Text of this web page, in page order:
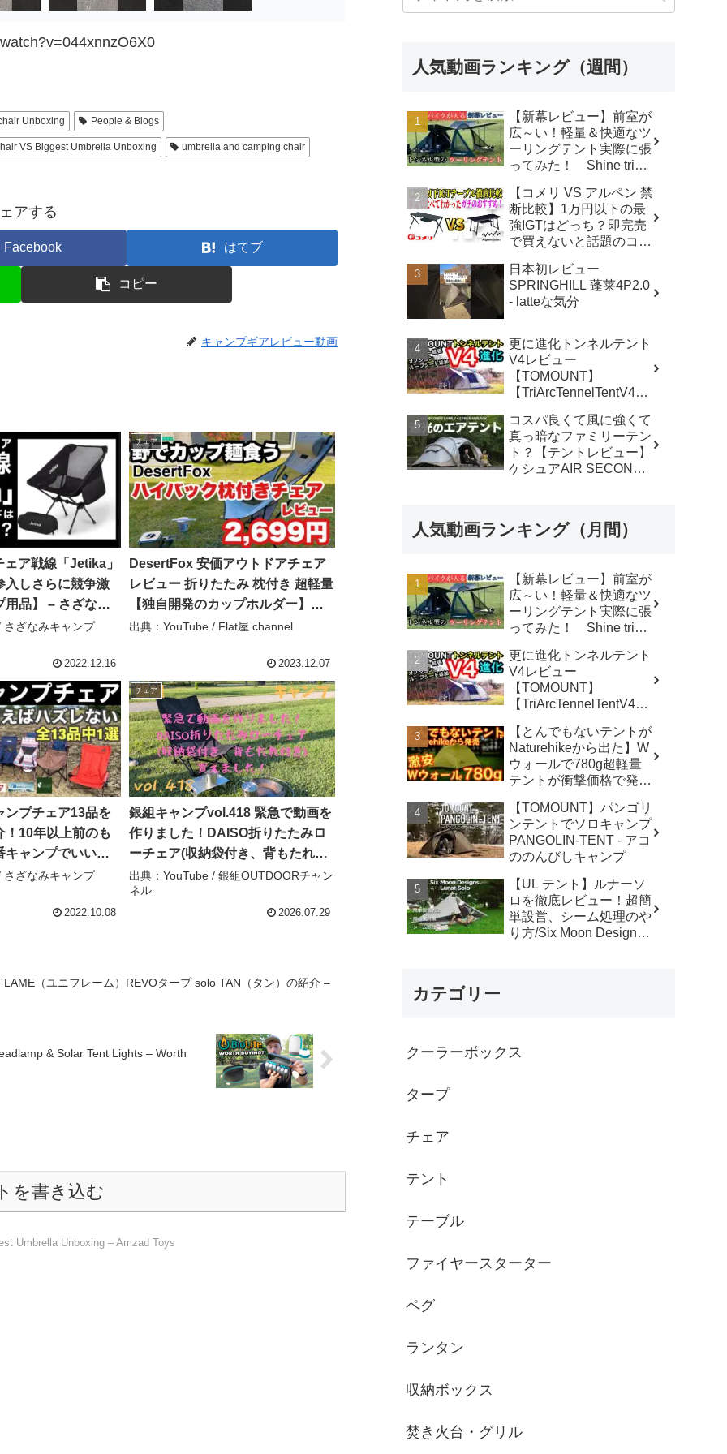
Unboxing People & Blogs
VS Biggest Umbrella Unboxing umbrella and camping chair
アする
Facebook はてブ
コピー
キャンプギアレビュー動画
ア戦線「Jetika」
入しさらに競争激
用品】 – さざなみ
さざなみキャンプ
2022.12.16
チェア
DesertFox 安価アウトドアチェア
レビュー 折りたたみ 枕付き 超軽量
【独自開発のカップホルダー】
【耐荷重150kg】 #キャンプ椅子 #
カップ麺 – Flat屋 channel
出典：YouTube / Flat屋 channel
2023.12.07
ンプチェア13品を
！10年以上前のも
キャンプでいいチ
– さざなみキャン
さざなみキャンプ
2022.10.08
チェア
銀組キャンプvol.418 緊急で動画を
作りました！DAISO折りたたみロ
ーチェア(収納袋付き、背もたれ付
き)買えました！ – 銀組OUTDOOR
チャンネル
出典：YouTube / 銀組OUTDOORチャン
ネル
2026.07.29
（ユニフレーム）REVOタープ solo TAN（タン）の紹介 –
& Solar Tent Lights – Worth
を書き込む
Umbrella Unboxing – Amzad Toys
人気動画ランキング（週間）
【新幕レビュー】前室が
広～い！軽量＆快適なツ
ーリングテント実際に張
ってみた！ Shine trip
な気分
【コメリ VS アルペン 禁
断比較】1万円以下の最
強IGTはどっち？即完売
で買えないと話題のコメ
ー！【アウトドアシステ
ムテーブル VS アルミユ
ニットテーブル】 - ヤミ
日本初レビュー
SPRINGHILL 蓬莱4P2.0
- latteな気分
更に進化トンネルテント
V4レビュー
【TOMOUNT】
【TriArcTennelTentV4】
カ】
コスパ良くて風に強くて
真っ暗なファミリーテン
ト？【テントレビュー】
ケシュアAIR SECONDS
人気動画ランキング（月間）
【新幕レビュー】前室が
広～い！軽量＆快適なツ
ーリングテント実際に張
ってみた！ Shine trip
な気分
更に進化トンネルテント
V4レビュー
【TOMOUNT】
【TriArcTennelTentV4】
カ】
【とんでもないテントが
Naturehikeから出た】W
ウォールで780g超軽量
テントが衝撃価格で発売
解説の保存版【ULギ
ア】【キャンプ道具】
【アウトドア】#855 -
Hurricane Camp / ハリケ
ーンキャンプ
【TOMOUNT】パンゴリ
ンテントでソロキャンプ
PANGOLIN-TENT - アコ
ののんびしキャンプ
【UL テント】ルナーソ
ロを徹底レビュー！超簡
単設営、シーム処理のや
り方/Six Moon Designs
カテゴリー
クーラーボックス
タープ
チェア
テント
テーブル
ファイヤースターター
ペグ
ランタン
収納ボックス
焚き火台・グリル